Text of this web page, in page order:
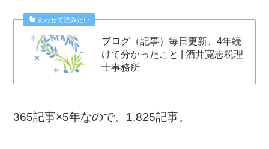
あわせて読みたい
ブログ（記事）毎日更新、4年続
けて分かったこと | 酒井寛志税理
士事務所
365記事×5年なので、1,825記事。